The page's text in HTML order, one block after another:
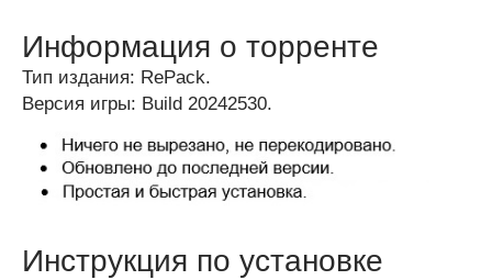
Информация о торренте
Тип издания: RePack.
Версия игры: Build 20242530.
Инструкция по установке